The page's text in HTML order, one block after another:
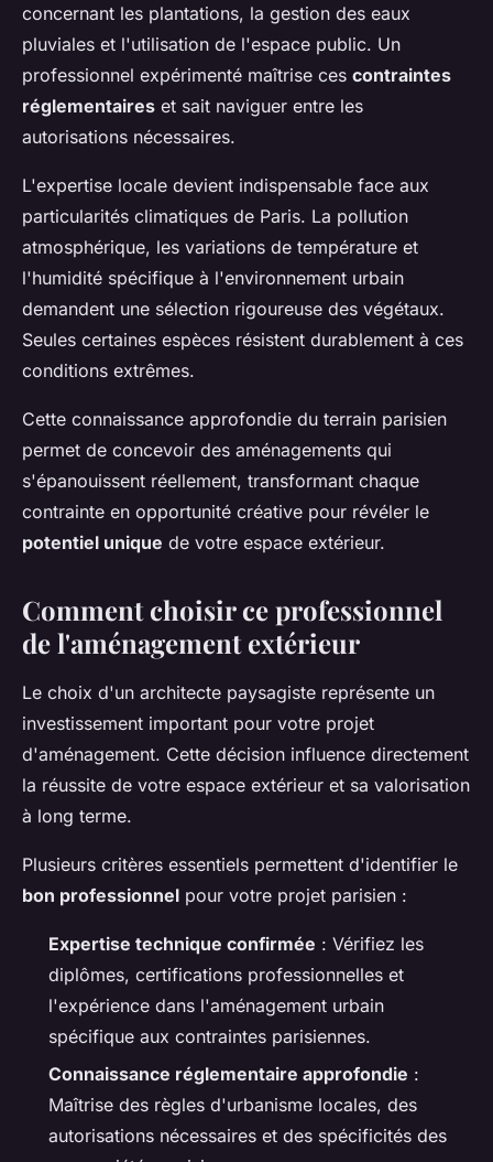
concernant les plantations, la gestion des eaux
pluviales et l'utilisation de l'espace public. Un
professionnel expérimenté maîtrise ces contraintes
réglementaires et sait naviguer entre les
autorisations nécessaires.
L'expertise locale devient indispensable face aux
particularités climatiques de Paris. La pollution
atmosphérique, les variations de température et
l'humidité spécifique à l'environnement urbain
demandent une sélection rigoureuse des végétaux.
Seules certaines espèces résistent durablement à ces
conditions extrêmes.
Cette connaissance approfondie du terrain parisien
permet de concevoir des aménagements qui
s'épanouissent réellement, transformant chaque
contrainte en opportunité créative pour révéler le
potentiel unique de votre espace extérieur.
Comment choisir ce professionnel
de l'aménagement extérieur
Le choix d'un architecte paysagiste représente un
investissement important pour votre projet
d'aménagement. Cette décision influence directement
la réussite de votre espace extérieur et sa valorisation
à long terme.
Plusieurs critères essentiels permettent d'identifier le
bon professionnel pour votre projet parisien :
Expertise technique confirmée : Vérifiez les
diplômes, certifications professionnelles et
l'expérience dans l'aménagement urbain
spécifique aux contraintes parisiennes.
Connaissance réglementaire approfondie :
Maîtrise des règles d'urbanisme locales, des
autorisations nécessaires et des spécificités des